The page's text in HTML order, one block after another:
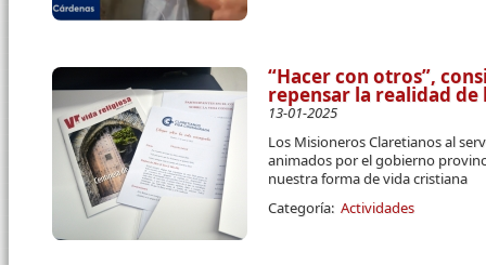
“Hacer con otros”,
repensar la realidad
13-01-2025
Los Misioneros Claretianos al
animados por el gobierno
nuestra forma de vida cristiana
Categoría: Actividades